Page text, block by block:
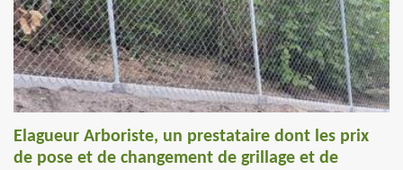
Elagueur Arboriste, un prestataire dont les prix
de pose et de changement de grillage et de